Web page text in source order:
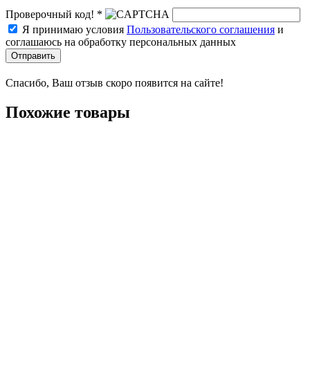
Проверочный код! *
Я принимаю условия Пользовательского соглашения и
соглашаюсь на обработку персональных данных
Отправить
Спасибо, Ваш отзыв скоро появится на сайте!
Похожие товары